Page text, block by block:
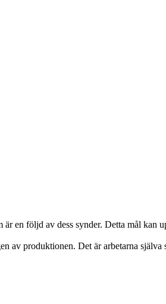
en följd av dess synder. Detta mål kan
av produktionen. Det är arbetarna